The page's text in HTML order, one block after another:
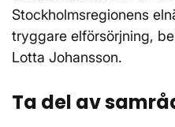
Stockholmsregionens
tryggare elförsörjning,
Lotta Johansson.
Ta del av